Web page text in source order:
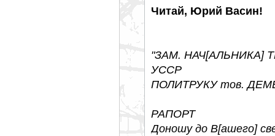
Читай, Юрий Васин!
"ЗАМ. НАЧ[АЛЬНИКА]
УССР
ПОЛИТРУКУ тов.
РАПОРТ
Доношу до В[ашего]